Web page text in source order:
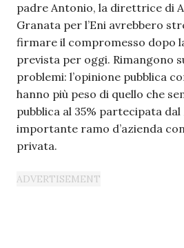
padre Antonio, la direttrice di
Granata per l’Eni avrebbero
firmare il compromesso dopo
prevista per oggi. Rimangono
problemi: l’opinione pubblica
hanno più peso di quello che
pubblica al 35% partecipata
importante ramo d’azienda
privata.